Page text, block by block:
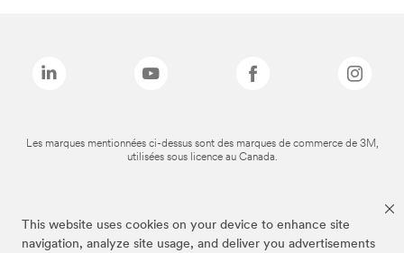
This website uses cookies on your device to enhance site
navigation, analyze site usage, and deliver you advertisements
Les marques mentionnées ci-dessus sont des marques de commerce de 3M,
utilisées sous licence au Canada.